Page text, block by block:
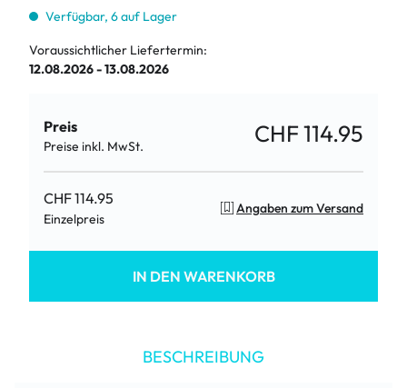
Verfügbar, 6 auf Lager
Voraussichtlicher Liefertermin:
12.08.2026 - 13.08.2026
Preis
Preise inkl. MwSt. CHF 114.95
CHF 114.95
Einzelpreis
Angaben zum Versand
IN DEN WARENKORB
BESCHREIBUNG